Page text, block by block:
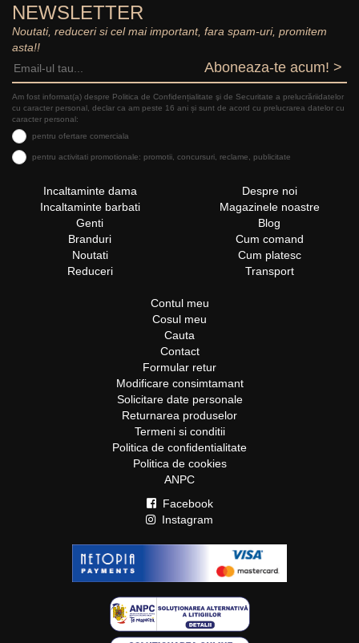
NEWSLETTER
Noutati, reduceri si cel mai important, fara spam-uri, promitem
asta!!
Aboneaza-te acum! >
Am fost informat(a) despre Politica de Confidențialitate şi de Securitate a prelucrăriidatelor
cu caracter personal, declar ca am peste 16 ani și sunt de acord cu prelucrarea datelor cu
caracter personal:
pentru ofertare comerciala
pentru activitati promotionale: promotii, concursuri, reclame, publicitate
Incaltaminte dama
Incaltaminte barbati
Genti
Branduri
Noutati
Reduceri
Despre noi
Magazinele noastre
Blog
Cum comand
Cum platesc
Transport
Contul meu
Cosul meu
Cauta
Contact
Formular retur
Modificare consimtamant
Solicitare date personale
Returnarea produselor
Termeni si conditii
Politica de confidentialitate
Politica de cookies
ANPC
Facebook
Instagram